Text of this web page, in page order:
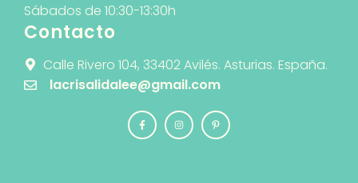
Sábados de 10:30-13:30h
Contacto
Calle Rivero 104, 33402 Avilés. Asturias. España.
lacrisalidalee@gmail.com